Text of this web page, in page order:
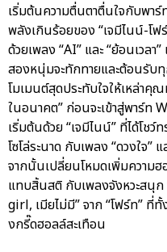
เริ่มต้นความตื่นตาตื่นใจกับพา
พลังเกินร้อยของ “เจมีไนน์-โ
ด้วยเพลง “AI” และ “ย้อนเวล
สองหนุ่มจะทักทายและต้อนรับ
โมเมนต์สุดประทับใจให้เหล่า
ในอนาคต” ก่อนจะเข้าสู่พาร์ท
เริ่มต้นด้วย “เจมีไนน์” ที่ได้โ
โซโล่ระนาด กับเพลง “ดวงใจ”
จากนั้นเปลี่ยนโหมดเพิ่มความ
แทบสิ้นสติ กับเพลงจังหวะสนุก
girl, เมียไม่มี” จาก “โฟร์ท” ที่ทั้
งกรี๊ดฮอลล์สะเทือน